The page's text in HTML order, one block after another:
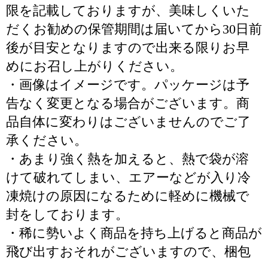
限を記載しておりますが、美味しくいた
だくお勧めの保管期間は届いてから30日前
後が目安となりますので出来る限りお早
めにお召し上がりください。
・画像はイメージです。パッケージは予
告なく変更となる場合がございます。商
品自体に変わりはございませんのでご了
承ください。
・あまり強く熱を加えると、熱で袋が溶
けて破れてしまい、エアーなどが入り冷
凍焼けの原因になるために軽めに機械で
封をしております。
・稀に勢いよく商品を持ち上げると商品が
飛び出すおそれがございますので、梱包